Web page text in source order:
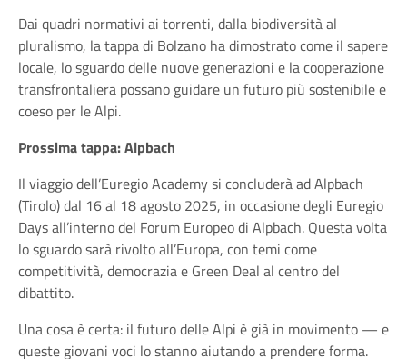
Dai quadri normativi ai torrenti, dalla biodiversità al
pluralismo, la tappa di Bolzano ha dimostrato come il sapere
locale, lo sguardo delle nuove generazioni e la cooperazione
transfrontaliera possano guidare un futuro più sostenibile e
coeso per le Alpi.
Prossima tappa: Alpbach
Il viaggio dell’Euregio Academy si concluderà ad Alpbach
(Tirolo) dal 16 al 18 agosto 2025, in occasione degli Euregio
Days all’interno del Forum Europeo di Alpbach. Questa volta
lo sguardo sarà rivolto all’Europa, con temi come
competitività, democrazia e Green Deal al centro del
dibattito.
Una cosa è certa: il futuro delle Alpi è già in movimento — e
queste giovani voci lo stanno aiutando a prendere forma.